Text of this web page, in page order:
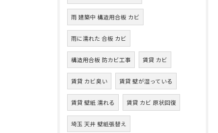
雨 建築中 構造用合板 カビ
雨に濡れた 合板 カビ
構造用合板 防カビ工事 賃貸 カビ
賃貸 カビ臭い 賃貸 壁が湿っている
賃貸 壁紙 濡れる 賃貸 カビ 原状回復
埼玉 天井 壁紙張替え